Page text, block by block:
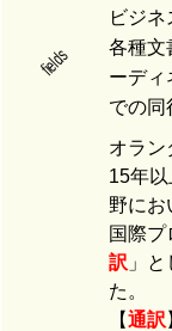
fields
ビジネ
各種文
ーディ
での同
オラン
15年
野にお
国際
訳 」
た。
【通訳